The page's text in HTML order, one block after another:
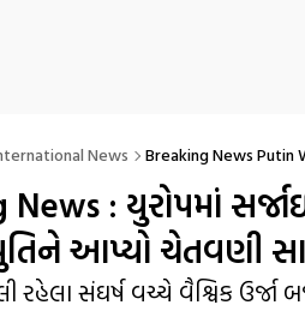
News Breaking News Putin
: યુરોપમાં
પુતિને આપ્યો ચેતવણી
રહેલા સંઘર્ષ વચ્ચે વૈશ્વિક